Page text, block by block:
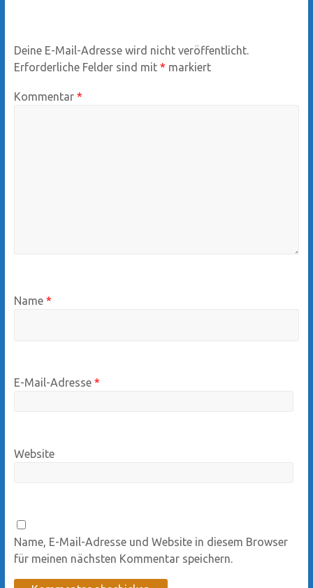
Deine E-Mail-Adresse wird nicht veröffentlicht.
Erforderliche Felder sind mit * markiert
Kommentar *
Name *
E-Mail-Adresse *
Website
Name, E-Mail-Adresse und Website in diesem Browser
für meinen nächsten Kommentar speichern.